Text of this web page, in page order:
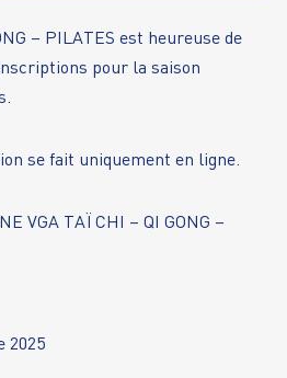
– PILATES est heureuse de
pour la saison
se fait uniquement en ligne.
VGA TAÏ CHI – QI GONG –
2025